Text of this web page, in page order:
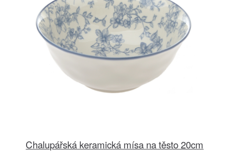
Chalupářská keramická mísa na těsto 20cm